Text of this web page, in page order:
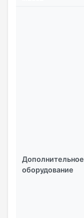
Дополнительное
оборудование